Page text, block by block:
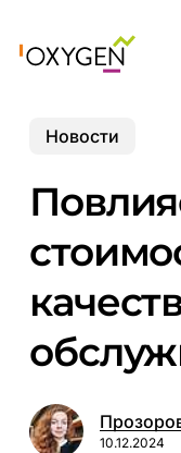
main
Новости
10.12.2024